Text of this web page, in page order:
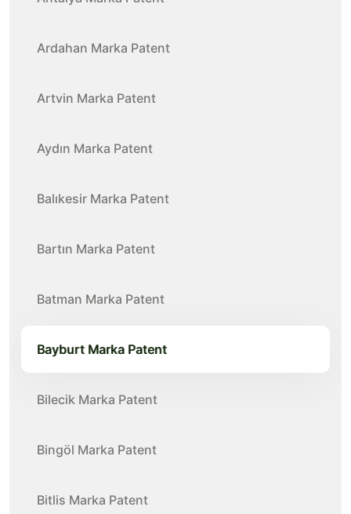
Ardahan Marka Patent
Artvin Marka Patent
Aydın Marka Patent
Balıkesir Marka Patent
Bartın Marka Patent
Batman Marka Patent
Bayburt Marka Patent
Bilecik Marka Patent
Bingöl Marka Patent
Bitlis Marka Patent